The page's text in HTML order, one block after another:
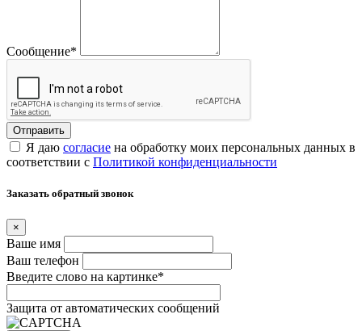
Сообщение*
Я даю согласие на обработку моих персональных данных в
соответствии с Политикой конфиденциальности
Заказать обратный звонок
×
Ваше имя
Ваш телефон
Введите слово на картинке*
Защита от автоматических сообщений